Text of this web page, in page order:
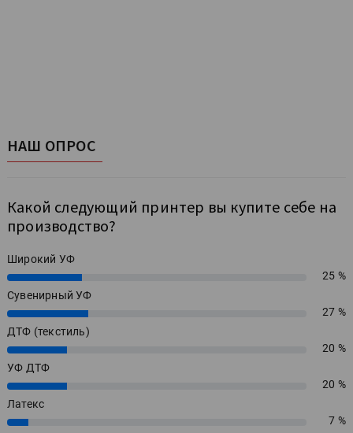
НАШ ОПРОС
Какой следующий принтер вы купите себе на
производство?
Широкий УФ
25%
25 %
Сувенирный УФ
27%
27 %
ДТФ (текстиль)
20%
20 %
УФ ДТФ
20%
20 %
Латекс
7%
7 %